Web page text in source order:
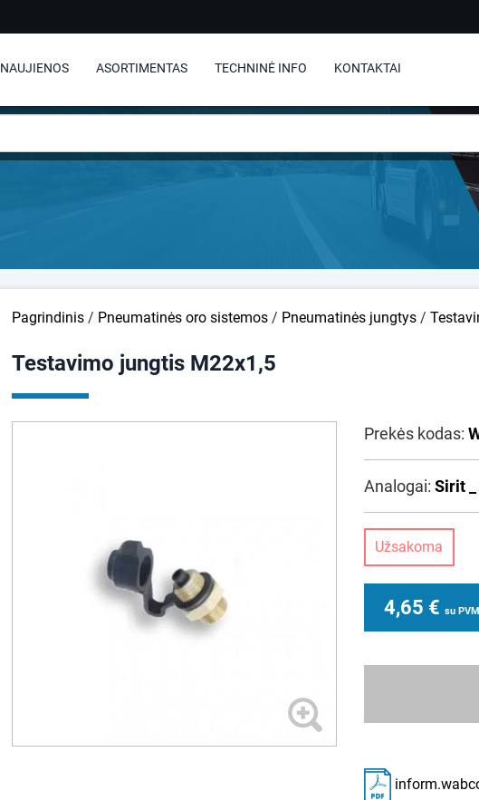
NAUJIENOS ASORTIMENTAS TECHNINĖ INFO KONTAKTAI
Pagrindinis / Pneumatinės oro sistemos / Pneumatinės jungtys /
Testavimo jungtis M22x1,5
Prekės kodas:
Analogai: Sirit
Užsakoma
4,65 € su PVM